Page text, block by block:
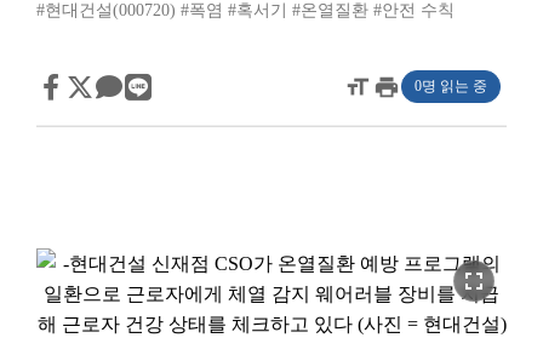
#현대건설(000720) #폭염 #혹서기 #온열질환 #안전 수칙
format_sizeprint 0명 읽는 중
fullscreen